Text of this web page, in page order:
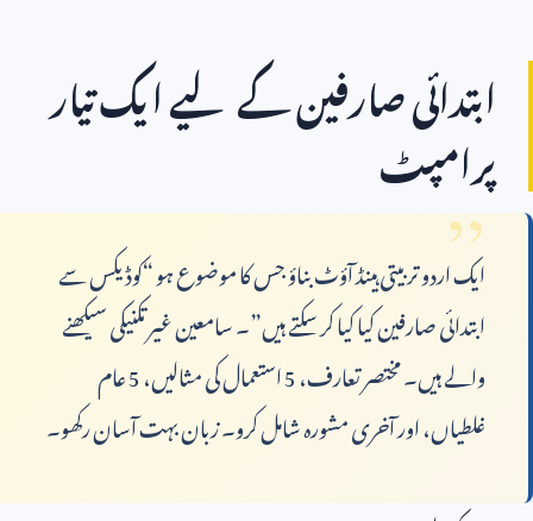
ابتدائی صارفین کے لیے ایک تیار
پرامپٹ
ایک اردو تربیتی ہینڈ آؤٹ بناؤ جس کا موضوع ہو “کوڈیکس سے
ابتدائی صارفین کیا کیا کر سکتے ہیں”۔ سامعین غیر تکنیکی سیکھنے
والے ہیں۔ مختصر تعارف،5استعمال کی مثالیں،5عام
غلطیاں، اور آخری مشورہ شامل کرو۔ زبان بہت آسان رکھو۔